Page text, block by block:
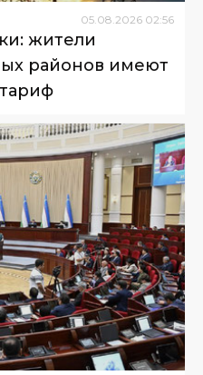
05 08 2026 02:56
жители
районов имеют